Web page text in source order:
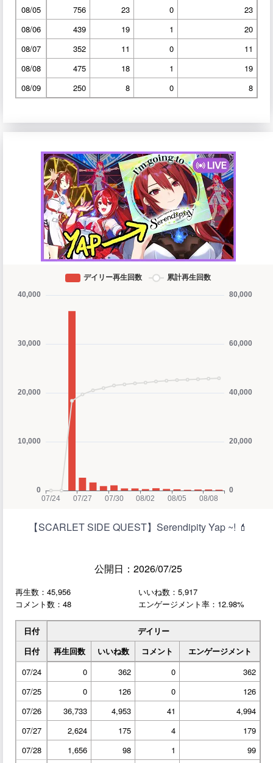
08/05 756 23 0
23
08/06
439 19 1
20
08/07
352 11 0
11
08/08
475 18 1
19
08/09
250 8 0 8
【SCARLET SIDE QUEST】Serendipity Yap ~! 💄
公開日：2026/07/25
再生数：45,956
いいね数：5,917
コメント数：48
エンゲージメント率：12.98%
日付
デイリー
日付
再生回数 いいね数 コメント
エンゲージメント
07/24
0 362 0
362
07/25
0 126 0
126
07/26
36,733 4,953 41
4,994
07/27
2,624 175 4
179
07/28
1,656 98 1
99